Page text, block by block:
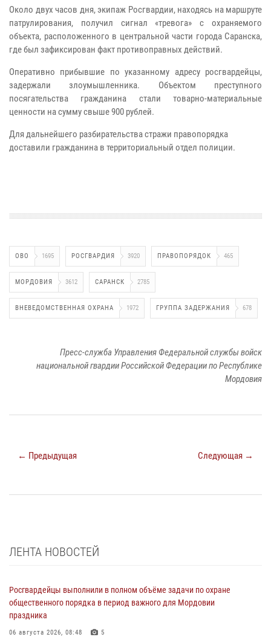
Около двух часов дня, экипаж Росгвардии, находясь на маршруте
патрулирования, получил сигнал «тревога» с охраняемого
объекта, расположенного в центральной части города Саранска,
где был зафиксирован факт противоправных действий.
Оперативно прибывшие по указанному адресу росгвардейцы,
задержали злоумышленника. Объектом преступного
посягательства гражданина стали товарно-материальные
ценности на сумму свыше 900 рублей.
Для дальнейшего разбирательства стражи правопорядка
доставили гражданина в территориальный отдел полиции.
ОВО 1695 РОСГВАРДИЯ 3920 ПРАВОПОРЯДОК 465
МОРДОВИЯ 3612 САРАНСК 2785
ВНЕВЕДОМСТВЕННАЯ ОХРАНА 1972 ГРУППА ЗАДЕРЖАНИЯ 678
Пресс-служба Управления Федеральной службы войск
национальной гвардии Российской Федерации по Республике
Мордовия
← Предыдущая Следующая →
ЛЕНТА НОВОСТЕЙ
Росгвардейцы выполнили в полном объёме задачи по охране
общественного порядка в период важного для Мордовии
праздника
06 августа 2026, 08:48 5